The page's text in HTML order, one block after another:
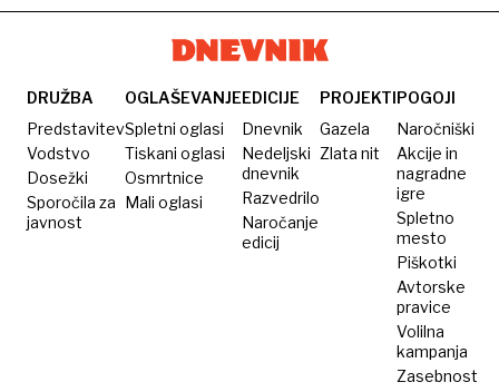
DRUŽBA
Predstavitev
Vodstvo
Dosežki
Sporočila za
javnost
OGLAŠEVANJE
Spletni oglasi
Tiskani oglasi
Osmrtnice
Mali oglasi
EDICIJE
Dnevnik
Nedeljski
dnevnik
Razvedrilo
Naročanje
edicij
PROJEKTI
Gazela
Zlata nit
POGOJI
Naročniški
Akcije in
nagradne
igre
Spletno
mesto
Piškotki
Avtorske
pravice
Volilna
kampanja
Zasebnost